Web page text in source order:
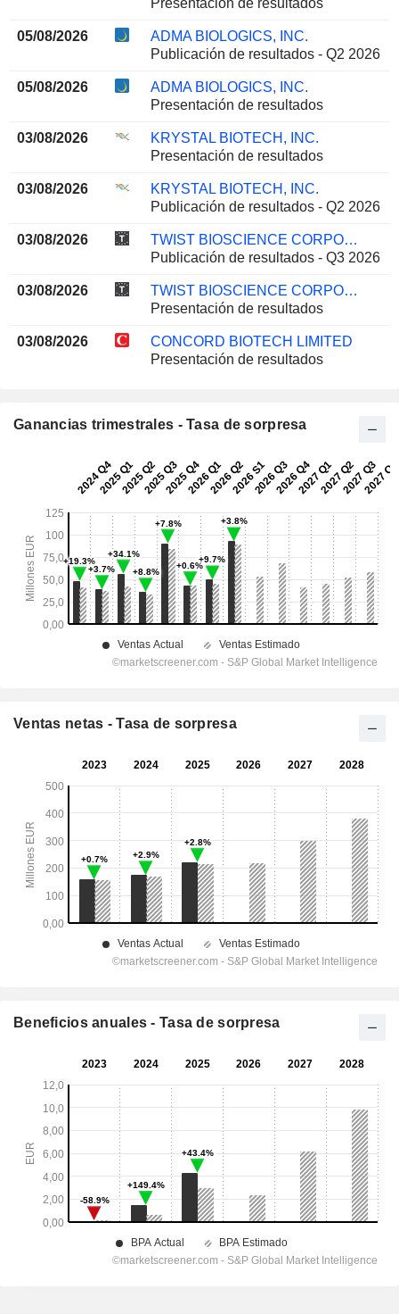
05/08/2026
ADMA BIOLOGICS, INC.
Publicación de resultados - Q2 2026
05/08/2026
ADMA BIOLOGICS, INC.
Presentación de resultados
03/08/2026
KRYSTAL BIOTECH, INC.
Presentación de resultados
03/08/2026
KRYSTAL BIOTECH, INC.
Publicación de resultados - Q2 2026
03/08/2026
TWIST BIOSCIENCE CORPORATION
Publicación de resultados - Q3 2026
03/08/2026
TWIST BIOSCIENCE CORPORATION
Presentación de resultados
03/08/2026
CONCORD BIOTECH LIMITED
Presentación de resultados
Ganancias trimestrales - Tasa de sorpresa
Ventas netas - Tasa de sorpresa
Beneficios anuales - Tasa de sorpresa